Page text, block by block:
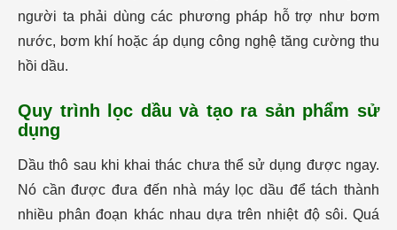
người ta phải dùng các phương pháp hỗ trợ như bơm
nước, bơm khí hoặc áp dụng công nghệ tăng cường thu
hồi dầu.
Quy trình lọc dầu và tạo ra sản phẩm sử
dụng
Dầu thô sau khi khai thác chưa thể sử dụng được ngay.
Nó cần được đưa đến nhà máy lọc dầu để tách thành
nhiều phân đoạn khác nhau dựa trên nhiệt độ sôi. Quá